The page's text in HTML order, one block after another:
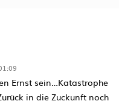
Ernst sein…Katastrophe
in die Zuckunft noch